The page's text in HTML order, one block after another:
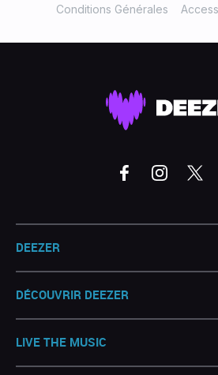
Conditions Générales
DEEZER
DÉCOUVRIR DEEZER
LIVE THE MUSIC